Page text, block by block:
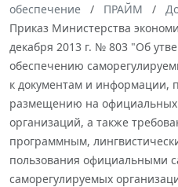
обеспечение
ПРАЙМ
Приказ Министерства
декабря 2013 г. № 803 "Об
обеспечению
к документам и информации,
размещению на официальных
организаций, а также
программным,
пользования официальными
саморегулируемых